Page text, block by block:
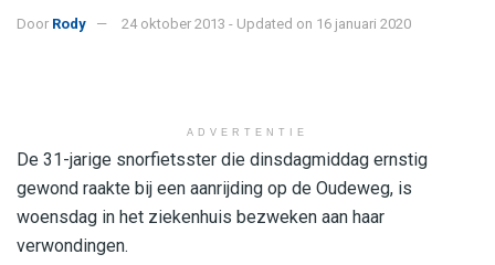
Door Rody 24 oktober 2013 - Updated on 16 januari 2020
ADVERTENTIE
De 31-jarige snorfietsster die dinsdagmiddag ernstig
gewond raakte bij een aanrijding op de Oudeweg, is
woensdag in het ziekenhuis bezweken aan haar
verwondingen.